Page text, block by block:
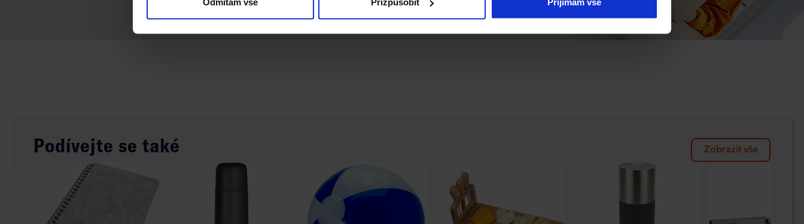
Odmítám vše Přizpůsobit Přijímám vše
Podívejte se také Zobrazit vše